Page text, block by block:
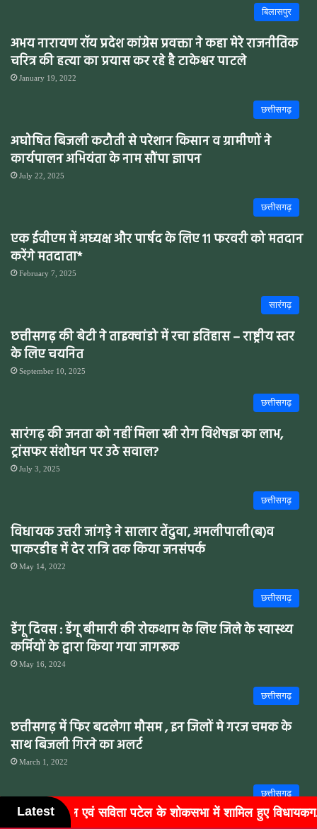
बिलासपुर
अभय नारायण रॉय प्रदेश कांग्रेस प्रवक्ता ने कहा मेरे राजनीतिक
चरित्र की हत्या का प्रयास कर रहे है टाकेश्वर पाटले
January 19, 2022
छत्तीसगढ़
अघोषित बिजली कटौती से परेशान किसान व ग्रामीणों ने
कार्यपालन अभियंता के नाम सौंपा ज्ञापन
July 22, 2025
छत्तीसगढ़
एक ईवीएम में अध्यक्ष और पार्षद के लिए 11 फरवरी को मतदान
करेंगे मतदाता*
February 7, 2025
सारंगढ़
छत्तीसगढ़ की बेटी ने ताइक्वांडो में रचा इतिहास – राष्ट्रीय स्तर
के लिए चयनित
September 10, 2025
छत्तीसगढ़
सारंगढ़ की जनता को नहीं मिला स्त्री रोग विशेषज्ञ का लाभ,
ट्रांसफर संशोधन पर उठे सवाल?
July 3, 2025
छत्तीसगढ़
विधायक उत्तरी जांगड़े ने सालार तेंदुवा, अमलीपाली(ब)व
पाकरडीह में देर रात्रि तक किया जनसंपर्क
May 14, 2022
छत्तीसगढ़
डेंगू दिवस : डेंगू बीमारी की रोकथाम के लिए जिले के स्वास्थ्य
कर्मियों के द्वारा किया गया जागरूक
May 16, 2024
छत्तीसगढ़
छत्तीसगढ़ में फिर बदलेगा मौसम , इन जिलों मे गरज चमक के
साथ बिजली गिरने का अलर्ट
March 1, 2022
छत्तीसगढ़
Latest
शोकसभा में शामिल हुए विधायकग... बुजुर्गों के चेहरों पर